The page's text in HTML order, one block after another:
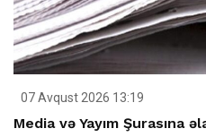
07 Avqust 2026 13:19
Media və Yayım Şurasına